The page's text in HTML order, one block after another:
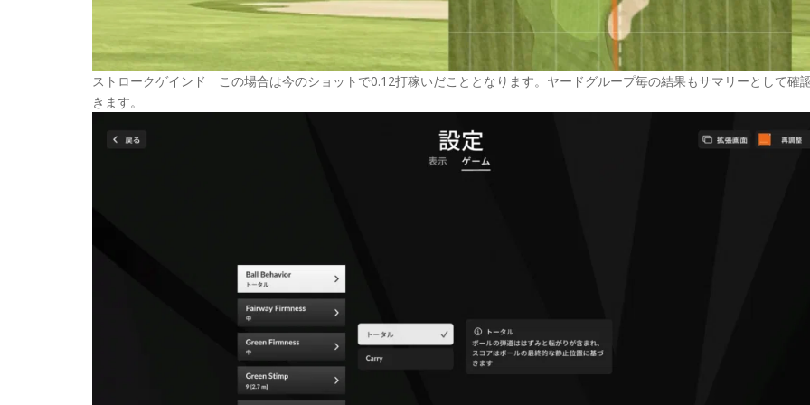
ストロークゲインド この場合は今のショットで0.12打稼いだこととなります。ヤードグループ毎の結果もサマリーとして確
きます。